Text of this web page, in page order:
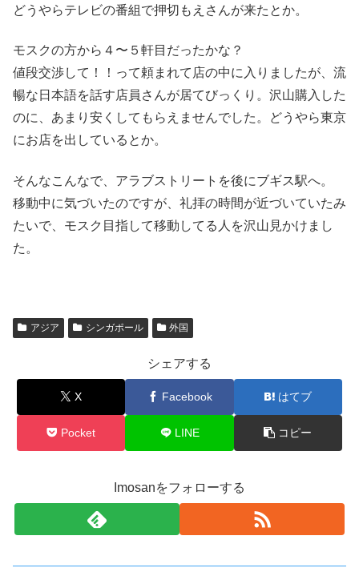
どうやらテレビの番組で押切もえさんが来たとか。
モスクの方から４〜５軒目だったかな？
値段交渉して！！って頼まれて店の中に入りましたが、流
暢な日本語を話す店員さんが居てびっくり。沢山購入した
のに、あまり安くしてもらえませんでした。どうやら東京
にお店を出しているとか。
そんなこんなで、アラブストリートを後にブギス駅へ。
移動中に気づいたのですが、礼拝の時間が近づいていたみ
たいで、モスク目指して移動してる人を沢山見かけまし
た。
アジア シンガポール 外国
シェアする
X Facebook はてブ
Pocket LINE コピー
Imosanをフォローする